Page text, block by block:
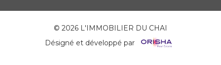
© 2026 L'IMMOBILIER DU CHAI
Désigné et développé par